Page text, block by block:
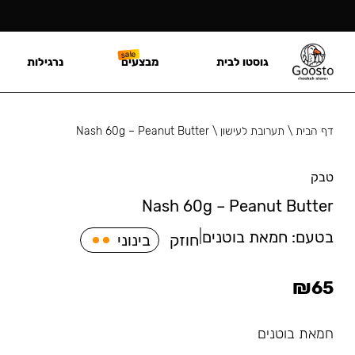
דף הבית\ תערובת לעישון \
Nash 60g – Peanut Butter
טבק
Nash 60g – Peanut Butter
בטעם: חמאת בוטנים חוזק בינוני
₪65
חמאת בוטנים
גוסטו לבית מבצעים נרגילות